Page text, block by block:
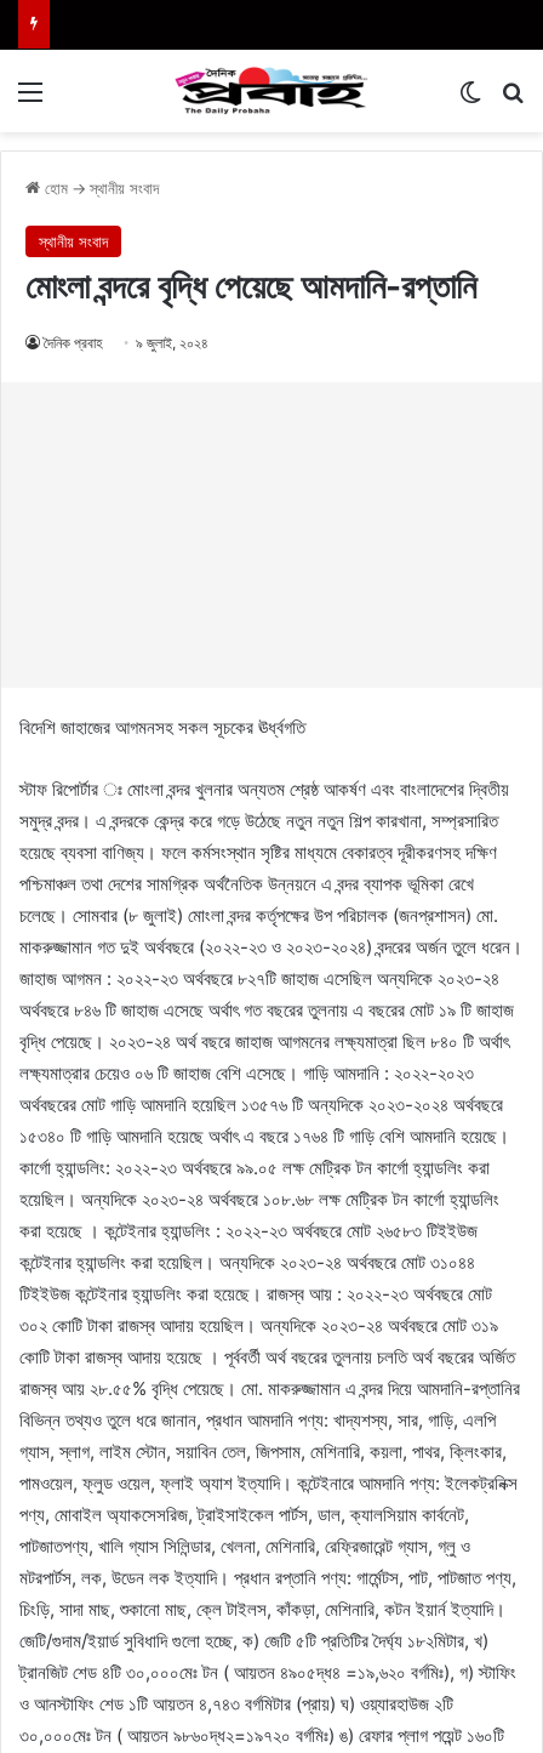
হোম → স্থানীয় সংবাদ
স্থানীয় সংবাদ
মোংলা বন্দরে বৃদ্ধি পেয়েছে আমদানি-রপ্তানি
দৈনিক প্রবাহ ৯ জুলাই, ২০২৪
বিদেশি জাহাজের আগমনসহ সকল সূচকের ঊর্ধ্বগতি
স্টাফ রিপোর্টার ঃ মোংলা বন্দর খুলনার অন্যতম শ্রেষ্ঠ আকর্ষণ এবং বাংলাদেশের দ্বিতীয়
সমুদ্র বন্দর। এ বন্দরকে কেন্দ্র করে গড়ে উঠেছে নতুন নতুন শিল্প কারখানা, সম্প্রসারিত
হয়েছে ব্যবসা বাণিজ্য। ফলে কর্মসংস্থান সৃষ্টির মাধ্যমে বেকারত্ব দূরীকরণসহ দক্ষিণ
পশ্চিমাঞ্চল তথা দেশের সামগ্রিক অর্থনৈতিক উন্নয়নে এ বন্দর ব্যাপক ভূমিকা রেখে
চলেছে। সোমবার (৮ জুলাই) মোংলা বন্দর কর্তৃপক্ষের উপ পরিচালক (জনপ্রশাসন) মো.
মাকরুজ্জামান গত দুই অর্থবছরে (২০২২-২৩ ও ২০২৩-২০২৪) বন্দরের অর্জন তুলে ধরেন।
জাহাজ আগমন : ২০২২-২৩ অর্থবছরে ৮২৭টি জাহাজ এসেছিল অন্যদিকে ২০২৩-২৪
অর্থবছরে ৮৪৬ টি জাহাজ এসেছে অর্থাৎ গত বছরের তুলনায় এ বছরের মোট ১৯ টি জাহাজ
বৃদ্ধি পেয়েছে। ২০২৩-২৪ অর্থ বছরে জাহাজ আগমনের লক্ষ্যমাত্রা ছিল ৮৪০ টি অর্থাৎ
লক্ষ্যমাত্রার চেয়েও ০৬ টি জাহাজ বেশি এসেছে। গাড়ি আমদানি : ২০২২-২০২৩
অর্থবছরের মোট গাড়ি আমদানি হয়েছিল ১৩৫৭৬ টি অন্যদিকে ২০২৩-২০২৪ অর্থবছরে
১৫৩৪০ টি গাড়ি আমদানি হয়েছে অর্থাৎ এ বছরে ১৭৬৪ টি গাড়ি বেশি আমদানি হয়েছে।
কার্গো হ্যান্ডলিং: ২০২২-২৩ অর্থবছরে ৯৯.০৫ লক্ষ মেট্রিক টন কার্গো হ্যান্ডলিং করা
হয়েছিল। অন্যদিকে ২০২৩-২৪ অর্থবছরে ১০৮.৬৮ লক্ষ মেট্রিক টন কার্গো হ্যান্ডলিং
করা হয়েছে । কন্টেইনার হ্যান্ডলিং : ২০২২-২৩ অর্থবছরে মোট ২৬৫৮৩ টিইইউজ
কন্টেইনার হ্যান্ডলিং করা হয়েছিল। অন্যদিকে ২০২৩-২৪ অর্থবছরে মোট ৩১০৪৪
টিইইউজ কন্টেইনার হ্যান্ডলিং করা হয়েছে। রাজস্ব আয় : ২০২২-২৩ অর্থবছরে মোট
৩০২ কোটি টাকা রাজস্ব আদায় হয়েছিল। অন্যদিকে ২০২৩-২৪ অর্থবছরে মোট ৩১৯
কোটি টাকা রাজস্ব আদায় হয়েছে । পূর্ববর্তী অর্থ বছরের তুলনায় চলতি অর্থ বছরের অর্জিত
রাজস্ব আয় ২৮.৫৫% বৃদ্ধি পেয়েছে। মো. মাকরুজ্জামান এ বন্দর দিয়ে আমদানি-রপ্তানির
বিভিন্ন তথ্যও তুলে ধরে জানান, প্রধান আমদানি পণ্য: খাদ্যশস্য, সার, গাড়ি, এলপি
গ্যাস, স্লাগ, লাইম স্টোন, সয়াবিন তেল, জিপসাম, মেশিনারি, কয়লা, পাথর, ক্লিংকার,
পামওয়েল, ফ্লুড ওয়েল, ফ্লাই অ্যাশ ইত্যাদি। কন্টেইনারে আমদানি পণ্য: ইলেকট্রনিক্স
পণ্য, মোবাইল অ্যাকসেসরিজ, ট্রাইসাইকেল পার্টস, ডাল, ক্যালসিয়াম কার্বনেট,
পাটজাতপণ্য, খালি গ্যাস সিলিন্ডার, খেলনা, মেশিনারি, রেফ্রিজারেন্ট গ্যাস, গ্লু ও
মটরপার্টস, লক, উডেন লক ইত্যাদি। প্রধান রপ্তানি পণ্য: গার্মেন্টস, পাট, পাটজাত পণ্য,
চিংড়ি, সাদা মাছ, শুকানো মাছ, ক্লে টাইলস, কাঁকড়া, মেশিনারি, কটন ইয়ার্ন ইত্যাদি।
জেটি/গুদাম/ইয়ার্ড সুবিধাদি গুলো হচ্ছে, ক) জেটি ৫টি প্রতিটির দৈর্ঘ্য ১৮২মিটার, খ)
ট্রানজিট শেড ৪টি ৩০,০০০মেঃ টন ( আয়তন ৪৯০৫দ্ধ৪ =১৯,৬২০ বর্গমিঃ), গ) স্টাফিং
ও আনস্টাফিং শেড ১টি আয়তন ৪,৭৪৩ বর্গমিটার (প্রায়) ঘ) ওয়্যারহাউজ ২টি
৩০,০০০মেঃ টন ( আয়তন ৯৮৬০দ্ধ২=১৯৭২০ বর্গমিঃ) ঙ) রেফার প্লাগ পয়েন্ট ১৬০টি